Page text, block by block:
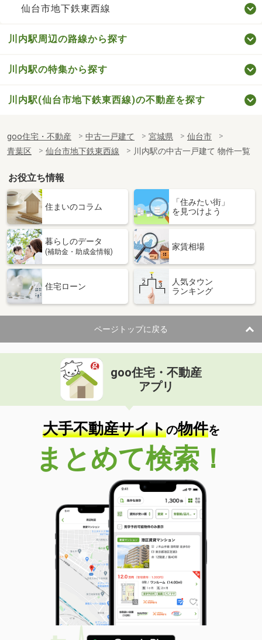
仙台市地下鉄東西線
川内駅周辺の路線から探す
川内駅の特集から探す
川内駅(仙台市地下鉄東西線)の不動産を探す
goo住宅・不動産 中古一戸建て 宮城県
仙台市
青葉区
仙台市地下鉄東西線 川内駅の中古一戸建て 物件一覧
お役立ち情報
住まいのコラム
「住みたい街」
を見つけよう
暮らしのデータ
(補助金・助成金情報)
家賃相場
住宅ローン
人気タウン
ランキング
ページトップに戻る
goo住宅・不動産
アプリ
大手不動産サイトの物件を
まとめて検索！